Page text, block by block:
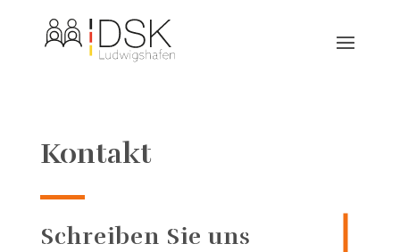
Kontakt
Schreiben Sie uns